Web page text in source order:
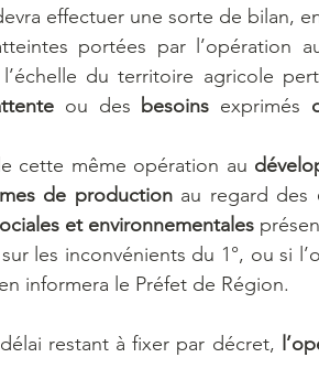
effectuer une sorte de bilan,
portées par l’opération
ou des besoins exprimés
cette même opération au
de production au regard des
et environnementales
les inconvénients du 1°, ou si
informera le Préfet de Région.
restant à fixer par décret,